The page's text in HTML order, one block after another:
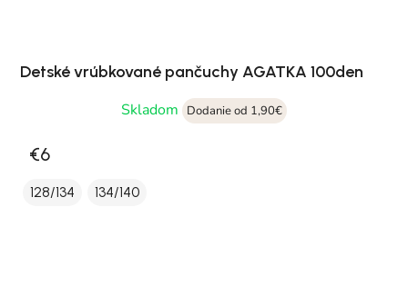
Detské vrúbkované pančuchy AGATKA 100den
Skladom
Dodanie od 1,90€
€6
128/134 134/140